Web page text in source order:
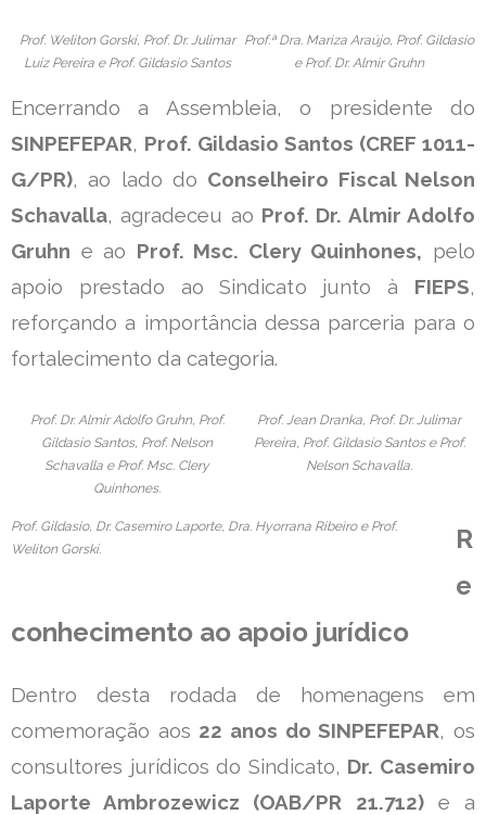
Prof. Weliton Gorski, Prof. Dr. Julimar
Luiz Pereira e Prof. Gildasio Santos
Prof.ª Dra. Mariza Araújo, Prof. Gildasio
e Prof. Dr. Almir Gruhn
Encerrando a Assembleia, o presidente do
SINPEFEPAR, Prof. Gildasio Santos (CREF 1011-
G/PR), ao lado do Conselheiro Fiscal Nelson
Schavalla, agradeceu ao Prof. Dr. Almir Adolfo
Gruhn e ao Prof. Msc. Clery Quinhones, pelo
apoio prestado ao Sindicato junto à FIEPS,
reforçando a importância dessa parceria para o
fortalecimento da categoria.
Prof. Dr. Almir Adolfo Gruhn, Prof.
Gildasio Santos, Prof. Nelson
Schavalla e Prof. Msc. Clery
Quinhones.
Prof. Jean Dranka, Prof. Dr. Julimar
Pereira, Prof. Gildasio Santos e Prof.
Nelson Schavalla.
Prof. Gildasio, Dr. Casemiro Laporte, Dra. Hyorrana Ribeiro e Prof.
Weliton Gorski.
R
e
conhecimento ao apoio jurídico
Dentro desta rodada de homenagens em
comemoração aos 22 anos do SINPEFEPAR, os
consultores jurídicos do Sindicato, Dr. Casemiro
Laporte Ambrozewicz (OAB/PR 21.712)e a